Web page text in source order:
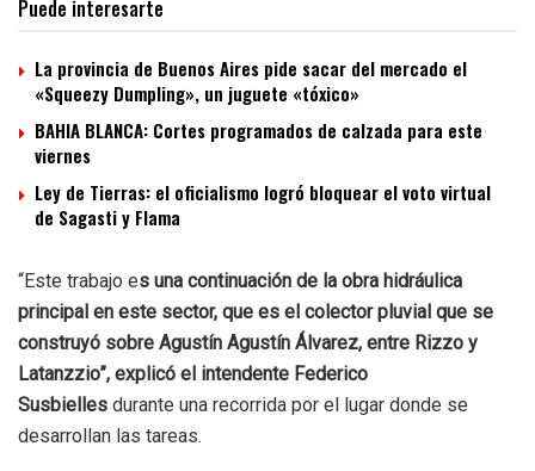
Puede interesarte
La provincia de Buenos Aires pide sacar del mercado el
«Squeezy Dumpling», un juguete «tóxico»
BAHIA BLANCA: Cortes programados de calzada para este
viernes
Ley de Tierras: el oficialismo logró bloquear el voto virtual
de Sagasti y Flama
“Este trabajo es una continuación de la obra hidráulica
principal en este sector, que es el colector pluvial que se
construyó sobre Agustín Agustín Álvarez, entre Rizzo y
Latanzzio”, explicó el intendente Federico
Susbielles durante una recorrida por el lugar donde se
desarrollan las tareas.